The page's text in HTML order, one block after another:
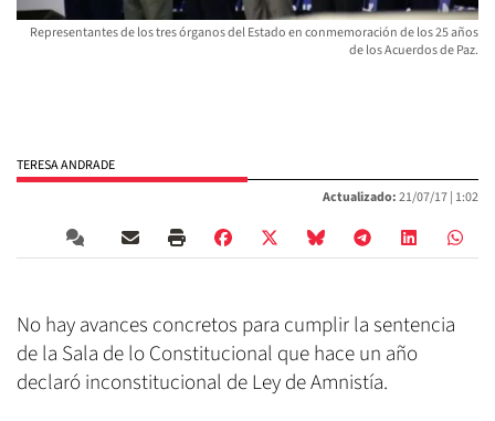
Representantes de los tres órganos del Estado en conmemoración de los 25 años
de los Acuerdos de Paz.
TERESA ANDRADE
Actualizado:21/07/17 | 1:02
No hay avances concretos para cumplir la sentencia
de la Sala de lo Constitucional que hace un año
declaró inconstitucional de Ley de Amnistía.